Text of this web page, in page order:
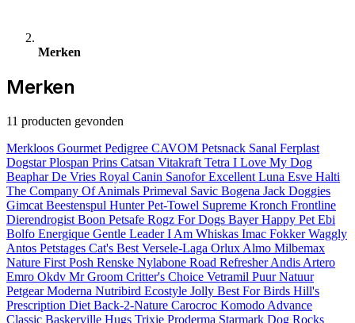
Merken
Merken
11 producten gevonden
Merkloos Gourmet Pedigree CAVOM Petsnack Sanal Ferplast
DogstarPlospan Prins Catsan Vitakraft Tetra I Love My Dog
BeapharDe Vries Royal Canin SanoforExcellent Luna Esve Halti
The Company Of Animals Primeval Savic Bogena Jack Doggies
Gimcat Beestenspul HunterPet-Towel Supreme Kronch Frontline
Dierendrogist Boon Petsafe Rogz For Dogs BayerHappy Pet Ebi
Bolfo Energique Gentle LeaderI Am Whiskas Imac FokkerWaggly
Antos Petstages Cat's Best Versele-Laga Orlux Almo Milbemax
Nature First Posh Renske Nylabone Road RefresherAndis Artero
Emro Okdv Mr Groom Critter's Choice Vetramil Puur Natuur
PetgearModerna Nutribird Ecostyle Jolly Best For Birds Hill's
Prescription Diet Back-2-Nature Carocroc Komodo Advance
Classic Baskerville Hugs Trixie Proderma Starmark Dog Rocks